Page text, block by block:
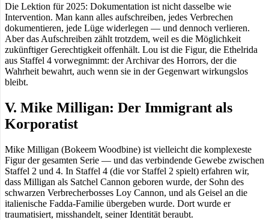
Die Lektion für 2025: Dokumentation ist nicht dasselbe wie
Intervention. Man kann alles aufschreiben, jedes Verbrechen
dokumentieren, jede Lüge widerlegen — und dennoch verlieren.
Aber das Aufschreiben zählt trotzdem, weil es die Möglichkeit
zukünftiger Gerechtigkeit offenhält. Lou ist die Figur, die Ethelrida
aus Staffel 4 vorwegnimmt: der Archivar des Horrors, der die
Wahrheit bewahrt, auch wenn sie in der Gegenwart wirkungslos
bleibt.
V. Mike Milligan: Der Immigrant als
Korporatist
Mike Milligan (Bokeem Woodbine) ist vielleicht die komplexeste
Figur der gesamten Serie — und das verbindende Gewebe zwischen
Staffel 2 und 4. In Staffel 4 (die vor Staffel 2 spielt) erfahren wir,
dass Milligan als Satchel Cannon geboren wurde, der Sohn des
schwarzen Verbrecherbosses Loy Cannon, und als Geisel an die
italienische Fadda-Familie übergeben wurde. Dort wurde er
traumatisiert, misshandelt, seiner Identität beraubt.